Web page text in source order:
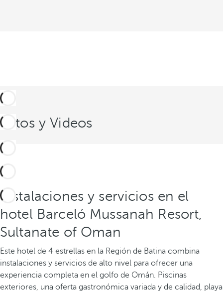
Fotos y Videos
Instalaciones y servicios en el
hotel Barceló Mussanah Resort,
Sultanate of Oman
Este hotel de 4 estrellas en la Región de Batina combina
instalaciones y servicios de alto nivel para ofrecer una
experiencia completa en el golfo de Omán. Piscinas
exteriores, una oferta gastronómica variada y de calidad, playa